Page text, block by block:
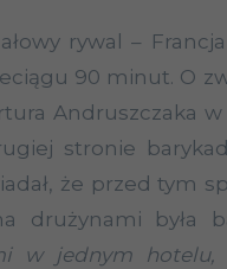
rywal –
90 minut. O
Andruszczaka
stronie
że przed tym
drużynami była
w jednym hotelu,